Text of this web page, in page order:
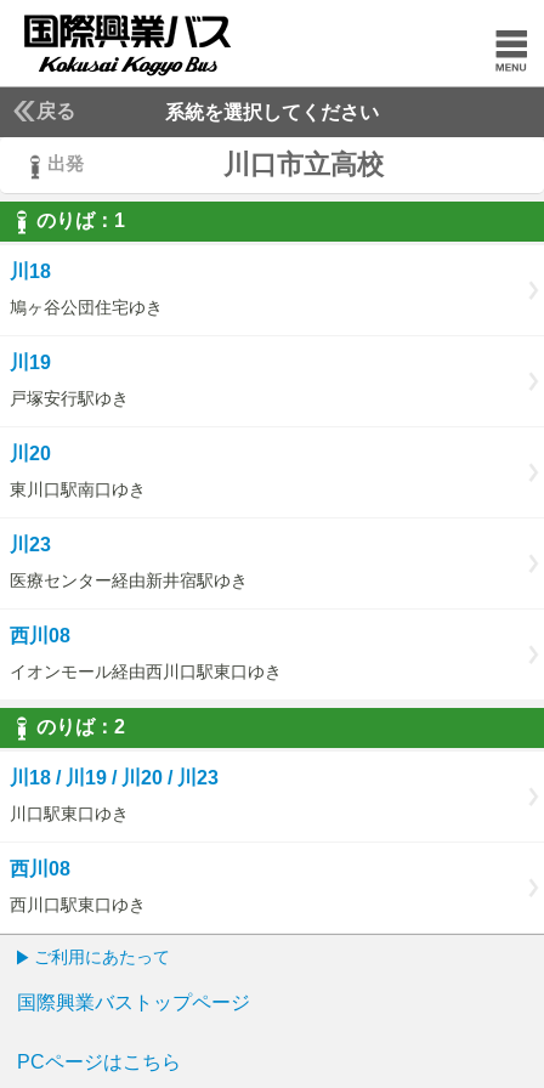
戻る 系統を選択してください
出発 川口市立高校
のりば： 1
1
川18
鳩ヶ谷公団住宅ゆき
川19
戸塚安行駅ゆき
川20
東川口駅南口ゆき
川23
医療センター経由新井宿駅ゆき
西川08
イオンモール経由西川口駅東口ゆき
のりば： 2
2
川18 / 川19 / 川20 / 川23
川口駅東口ゆき
西川08
西川口駅東口ゆき
ご利用にあたって
国際興業バストップページ
PCページはこちら